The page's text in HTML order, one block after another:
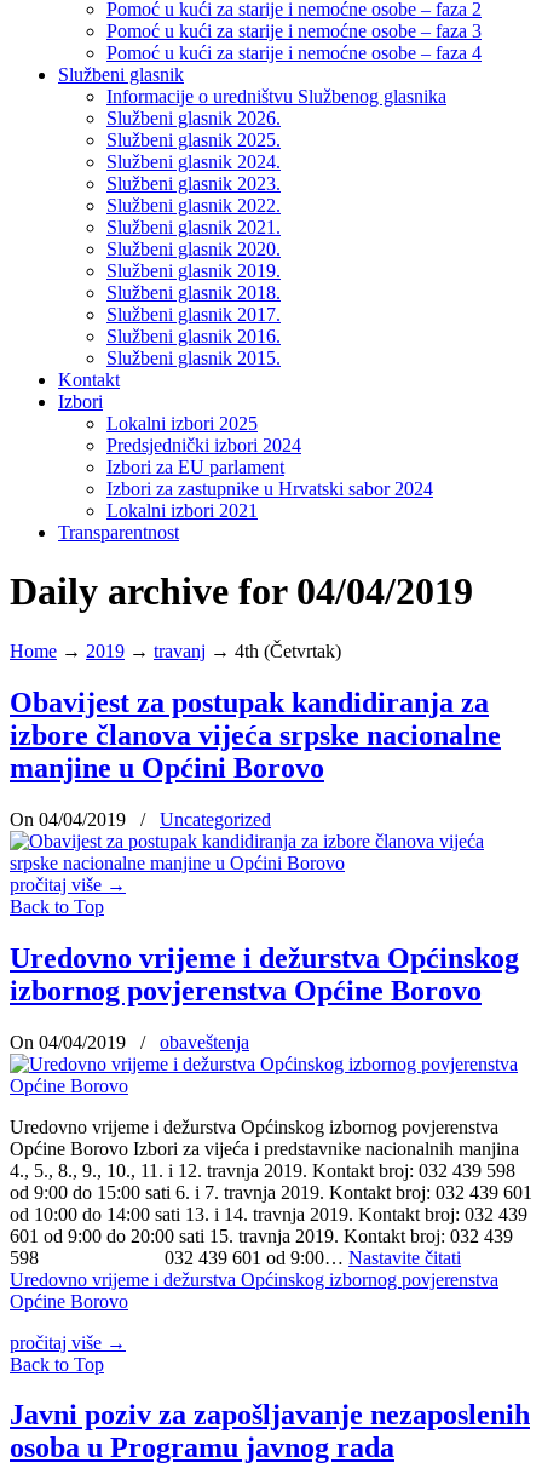
Pomoć u kući za starije i nemoćne osobe – faza 2
Pomoć u kući za starije i nemoćne osobe – faza 3
Pomoć u kući za starije i nemoćne osobe – faza 4
Službeni glasnik
Informacije o uredništvu Službenog glasnika
Službeni glasnik 2026.
Službeni glasnik 2025.
Službeni glasnik 2024.
Službeni glasnik 2023.
Službeni glasnik 2022.
Službeni glasnik 2021.
Službeni glasnik 2020.
Službeni glasnik 2019.
Službeni glasnik 2018.
Službeni glasnik 2017.
Službeni glasnik 2016.
Službeni glasnik 2015.
Kontakt
Izbori
Lokalni izbori 2025
Predsjednički izbori 2024
Izbori za EU parlament
Izbori za zastupnike u Hrvatski sabor 2024
Lokalni izbori 2021
Transparentnost
Daily archive for 04/04/2019
Home → 2019 → travanj → 4th (Četvrtak)
Obavijest za postupak kandidiranja za
izbore članova vijeća srpske nacionalne
manjine u Općini Borovo
On 04/04/2019 / Uncategorized
pročitaj više →
Back to Top
Uredovno vrijeme i dežurstva Općinskog
izbornog povjerenstva Općine Borovo
On 04/04/2019 / obaveštenja
Uredovno vrijeme i dežurstva Općinskog izbornog povjerenstva
Općine Borovo Izbori za vijeća i predstavnike nacionalnih manjina
4., 5., 8., 9., 10., 11. i 12. travnja 2019. Kontakt broj: 032 439 598
od 9:00 do 15:00 sati 6. i 7. travnja 2019. Kontakt broj: 032 439 601
od 10:00 do 14:00 sati 13. i 14. travnja 2019. Kontakt broj: 032 439
601 od 9:00 do 20:00 sati 15. travnja 2019. Kontakt broj: 032 439
598 032 439 601 od 9:00… Nastavite čitati
Uredovno vrijeme i dežurstva Općinskog izbornog povjerenstva
Općine Borovo
pročitaj više →
Back to Top
Javni poziv za zapošljavanje nezaposlenih
osoba u Programu javnog rada